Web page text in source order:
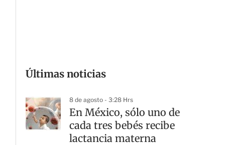
Últimas noticias
8 de agosto - 3:28 Hrs
En México, sólo uno de
cada tres bebés recibe
lactancia materna